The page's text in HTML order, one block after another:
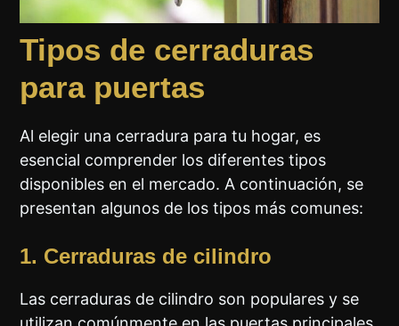
Tipos de cerraduras
para puertas
Al elegir una cerradura para tu hogar, es
esencial comprender los diferentes tipos
disponibles en el mercado. A continuación, se
presentan algunos de los tipos más comunes:
1. Cerraduras de cilindro
Las cerraduras de cilindro son populares y se